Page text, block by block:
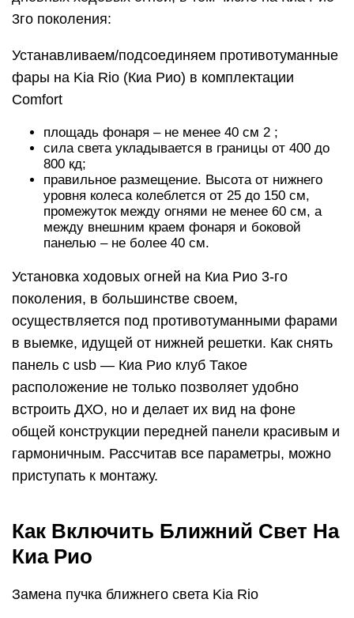
Установка ходовых огней на Киа Рио 3-го
поколения, в большинстве своем,
осуществляется под противотуманными фарами
в выемке, идущей от нижней решетки. Как снять
расположение не только позволяет удобно
встроить ДХО, но и делает их вид на фоне
общей конструкции передней панели красивым и
гармоничным. Рассчитав все параметры, можно
приступать к монтажу.
Как Включить Ближний Свет На
Киа Рио
Замена пучка ближнего света Kia Rio
Корейский автомобиль Kia Rio 3 с надежным и
простым дизайном довольно популярен среди
отечественных автолюбителей. К сожалению, у
модели также есть недостатки, в том числе
Характеристики ламп головной оптики
службы при нормальном напряжении